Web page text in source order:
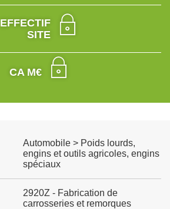
EFFECTIF
SITE
CA M€
Automobile > Poids lourds,
engins et outils agricoles, engins
spéciaux
2920Z - Fabrication de
carrosseries et remorques